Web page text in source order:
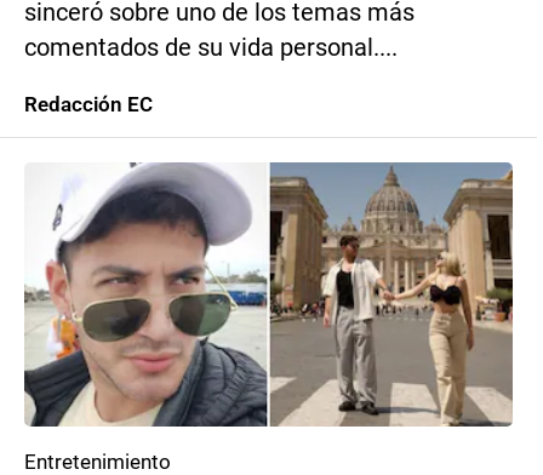
sinceró sobre uno de los temas más
comentados de su vida personal....
Redacción EC
Entretenimiento